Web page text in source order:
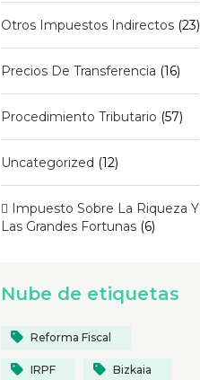
Otros Impuestos Indirectos(23)
Precios De Transferencia (16)
Procedimiento Tributario (57)
Uncategorized (12)
 Impuesto Sobre La Riqueza Y
Las Grandes Fortunas(6)
Nube de etiquetas
Reforma Fiscal
IRPF Bizkaia